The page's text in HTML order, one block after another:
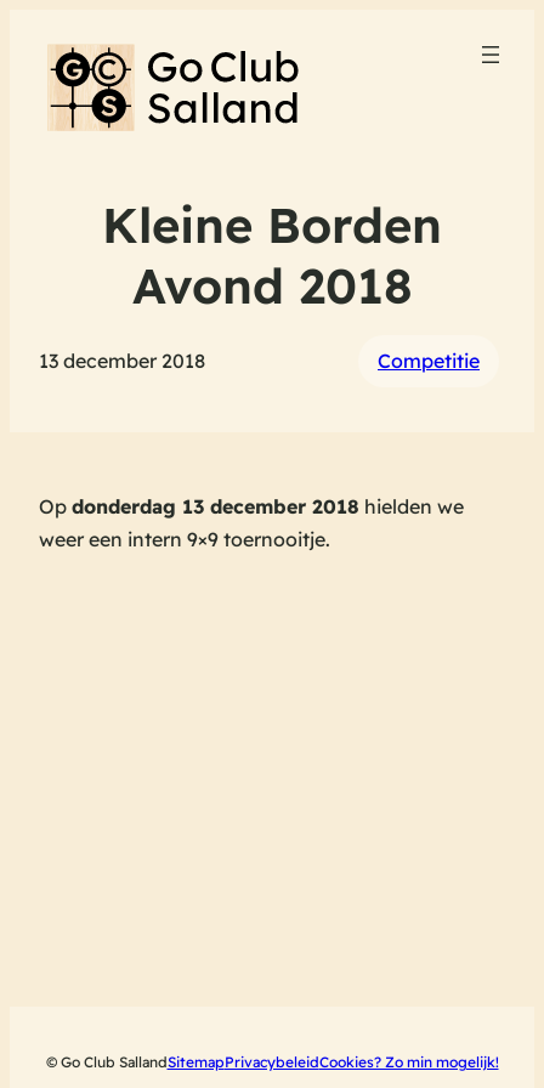
Kleine Borden
Avond 2018
13 december 2018 Competitie
Op donderdag 13 december 2018 hielden we
weer een intern 9×9 toernooitje.
© Go Club SallandSitemapPrivacybeleidCookies? Zo min mogelijk!